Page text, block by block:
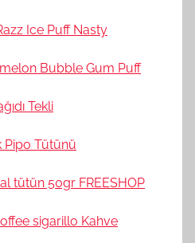
Ice Puff Nasty
Bubble Gum Puff
Tekli
Pipo Tütünü
tütün 50gr FREESHOP
sigarillo Kahve